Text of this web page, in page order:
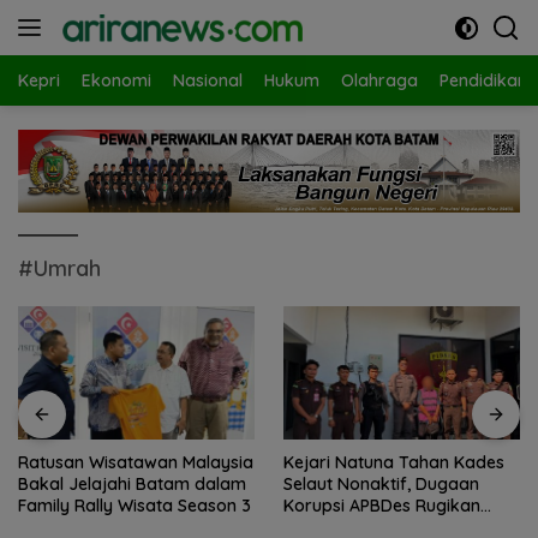
Kepri Ekonomi Nasional Hukum Olahraga Pendidikan
#Umrah
Ratusan Wisatawan Malaysia
Bakal Jelajahi Batam dalam
Family Rally Wisata Season 3
Kejari Natuna Tahan Kades
Selaut Nonaktif, Dugaan
Korupsi APBDes Rugikan